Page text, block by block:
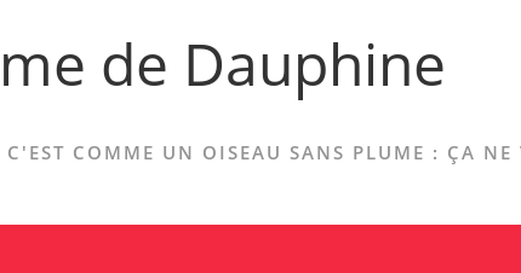
de Dauphine
COMME UN OISEAU SANS PLUME : ÇA NE